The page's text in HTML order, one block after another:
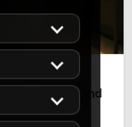
Sicherheit und